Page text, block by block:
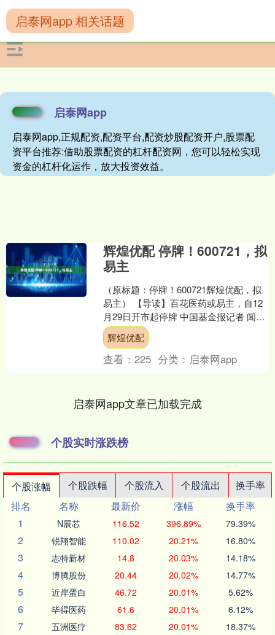
启泰网app
启泰网app,正规配资,配资平台,配资炒股配资开户,股票配
资平台推荐:借助股票配资的杠杆配资网，您可以轻松实现
资金的杠杆化运作，放大投资效益。
启泰网app 相关话题
辉煌优配 停牌！600721，拟
易主
（原标题：停牌！600721辉煌优配，拟
易主） 【导读】百花医药或易主，自12
月29日开市起停牌 中国基金报记者 闻言
12月26日晚间，百花医药发布公告称，
公....
辉煌优配
查看：225 分类： 启泰网app
启泰网app文章已加载完成
个股实时涨跌榜
个股涨幅 个股跌幅 个股流入 个股流出
换手率
排名
名称 最新价 涨幅
换手率
1
N展芯 116.52 396.89% 79.39%
2 锐翔智能 110.02 20.21% 16.80%
3 志特新材 14.8 20.03% 14.18%
4 博腾股份 20.44 20.02% 14.77%
5 近岸蛋白 46.72 20.01% 5.62%
6 毕得医药 61.6 20.01% 6.12%
7 五洲医疗 83.62 20.01% 18.37%